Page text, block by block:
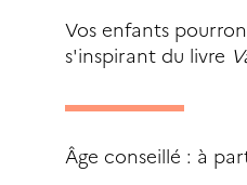
Vos enfants
s'inspirant du livre
Âge conseillé : à